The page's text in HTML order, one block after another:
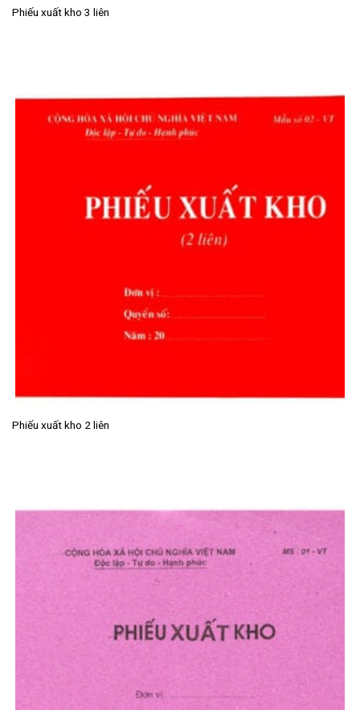
Phiếu xuất kho 3 liên
Phiếu xuất kho 2 liên